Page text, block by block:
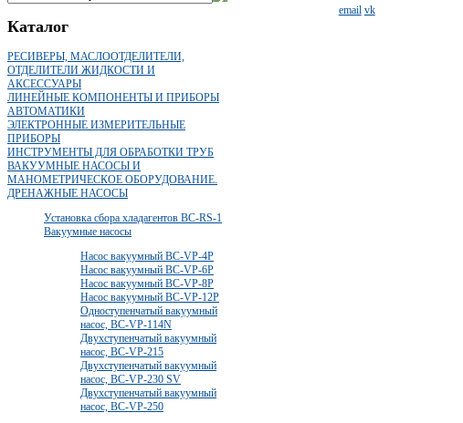
email vk
Каталог
РЕСИВЕРЫ, МАСЛООТДЕЛИТЕЛИ,
ОТДЕЛИТЕЛИ ЖИДКОСТИ И
АКСЕССУАРЫ
ЛИНЕЙНЫЕ КОМПОНЕНТЫ И ПРИБОРЫ
АВТОМАТИКИ
ЭЛЕКТРОННЫЕ ИЗМЕРИТЕЛЬНЫЕ
ПРИБОРЫ
ИНСТРУМЕНТЫ ДЛЯ ОБРАБОТКИ ТРУБ
ВАКУУМНЫЕ НАСОСЫ И
МАНОМЕТРИЧЕСКОЕ ОБОРУДОВАНИЕ.
ДРЕНАЖНЫЕ НАСОСЫ
Установка сбора хладагентов BC-RS-1
Вакуумные насосы
Насос вакуумный BC-VP-4P
Насос вакуумный BC-VP-6P
Насос вакуумный BC-VP-8P
Насос вакуумный BC-VP-12P
Одноступенчатый вакуумный
насос, BC-VP-114N
Двухступенчатый вакуумный
насос, BC-VP-215
Двухступенчатый вакуумный
насос, BC-VP-230 SV
Двухступенчатый вакуумный
насос, BC-VP-250